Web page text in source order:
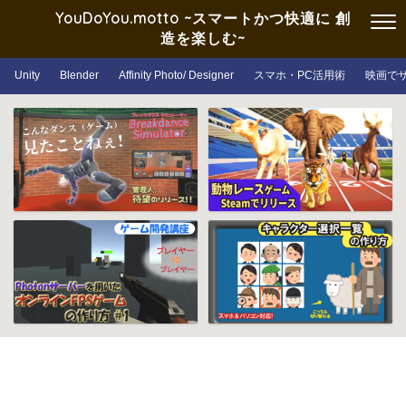
YouDoYou.motto ~スマートかつ快適に 創
造を楽しむ~
Unity Blender Affinity Photo/ Designer スマホ・PC活用術 映画で